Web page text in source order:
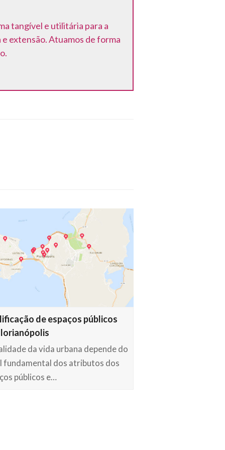
tangível e utilitária para a
extensão. Atuamos de forma
de espaços públicos
da vida urbana depende do
fundamental dos atributos dos
públicos e…